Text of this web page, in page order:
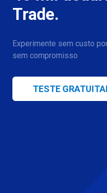
Trade.
Experimente sem custo
sem compromisso
TESTE